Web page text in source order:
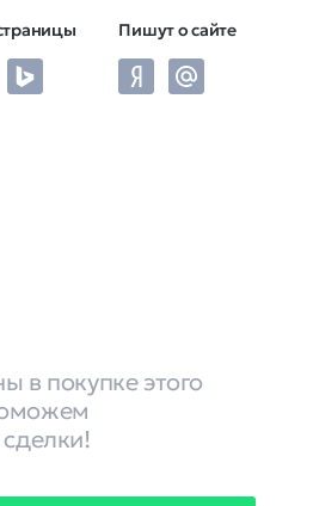
Пишут о сайте
в покупке этого